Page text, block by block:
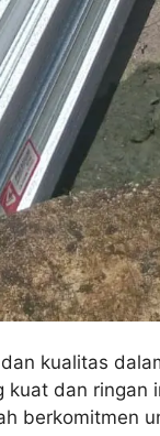
kualitas
dan ringan
berkomitmen